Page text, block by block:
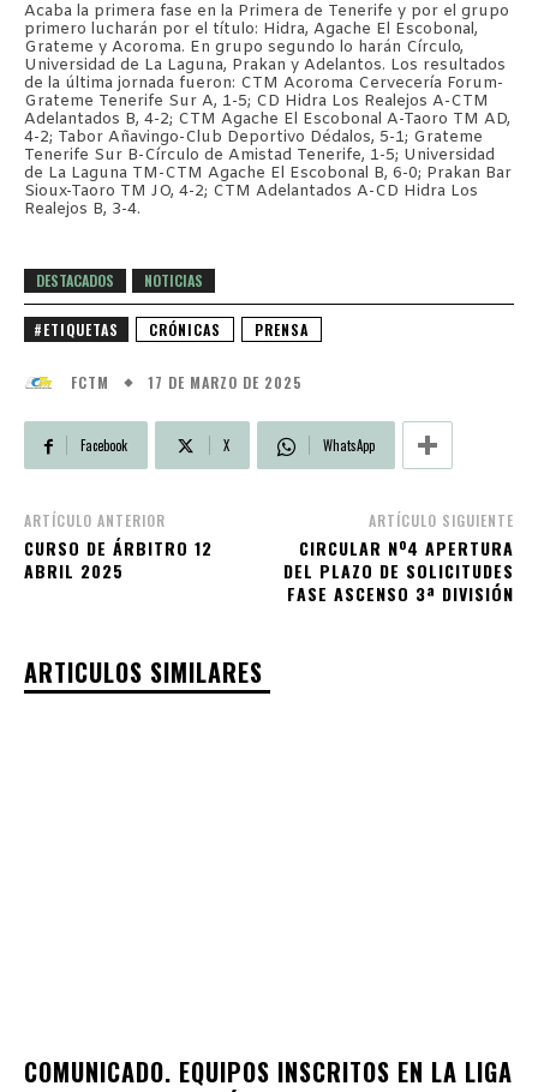
Acaba la primera fase en la Primera de Tenerife y por el grupo
primero lucharán por el título: Hidra, Agache El Escobonal,
Grateme y Acoroma. En grupo segundo lo harán Círculo,
Universidad de La Laguna, Prakan y Adelantos. Los resultados
de la última jornada fueron: CTM Acoroma Cervecería Forum-
Grateme Tenerife Sur A, 1-5; CD Hidra Los Realejos A-CTM
Adelantados B, 4-2; CTM Agache El Escobonal A-Taoro TM AD,
4-2; Tabor Añavingo-Club Deportivo Dédalos, 5-1; Grateme
Tenerife Sur B-Círculo de Amistad Tenerife, 1-5; Universidad
de La Laguna TM-CTM Agache El Escobonal B, 6-0; Prakan Bar
Sioux-Taoro TM JO, 4-2; CTM Adelantados A-CD Hidra Los
Realejos B, 3-4.
DESTACADOS NOTICIAS
#ETIQUETAS CRÓNICAS PRENSA
FCTM 17 DE MARZO DE 2025
Facebook X WhatsApp
ARTÍCULO ANTERIOR
CURSO DE ÁRBITRO 12
ABRIL 2025
ARTÍCULO SIGUIENTE
CIRCULAR Nº4 APERTURA
DEL PLAZO DE SOLICITUDES
FASE ASCENSO 3ª DIVISIÓN
ARTICULOS SIMILARES
COMUNICADO. EQUIPOS INSCRITOS EN LA LIGA